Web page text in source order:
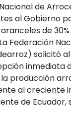
de
al Gobierno
de
Federación
solicitó
inmediata
producción
al creciente
de Ecuador,